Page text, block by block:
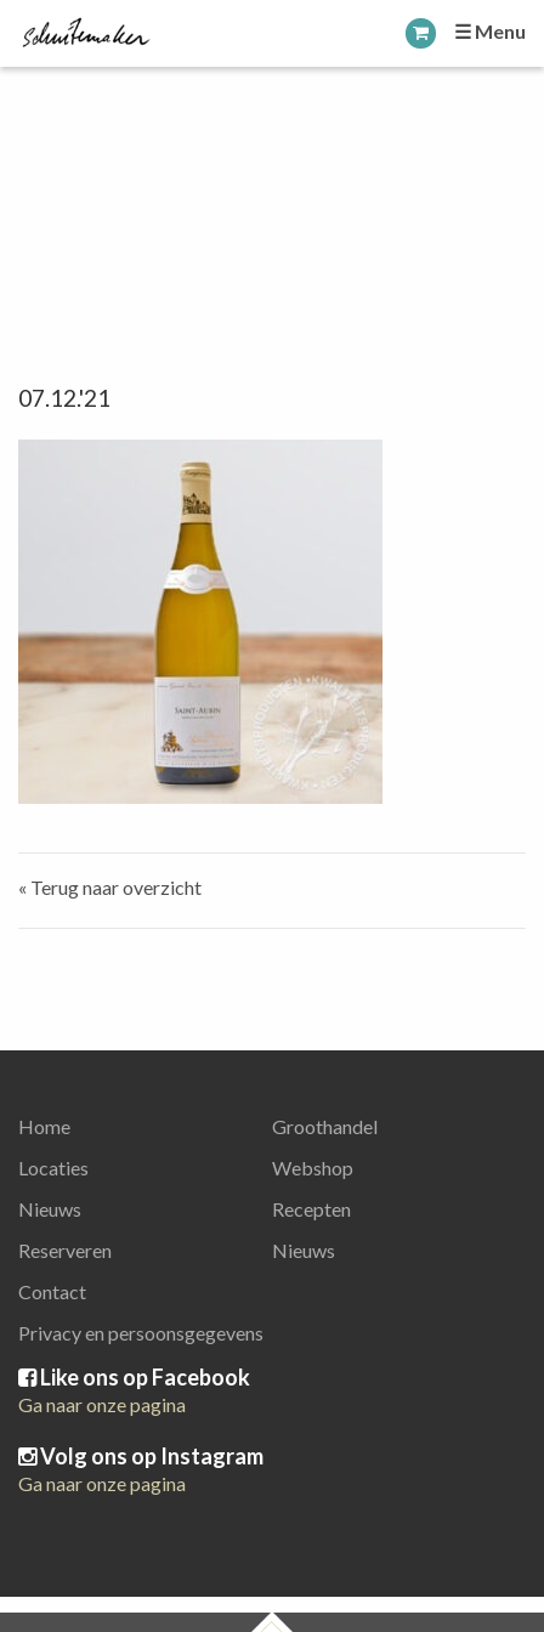
☰ Menu
07.12.'21
« Terug naar overzicht
Home
Locaties
Nieuws
Reserveren
Contact
Privacy en persoonsgegevens
Groothandel
Webshop
Recepten
Nieuws
Like ons op Facebook
Ga naar onze pagina
Volg ons op Instagram
Ga naar onze pagina